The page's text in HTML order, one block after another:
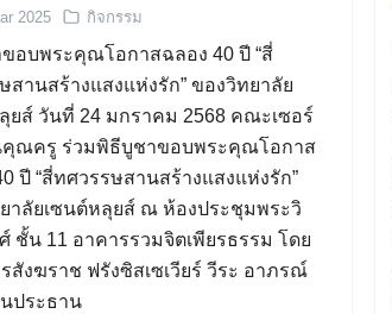
2025 กิจกรรม
อบพระคุณโอกาสฉลอง 40 ปี “สี่
สานสร้างแสงแห่งรัก” ของวิทยาลัย
ยส์ วันที่ 24 มกราคม 2568 คณะเซอร์
ณครู ร่วมพิธีบูชาขอบพระคุณโอกาส
ปี “สี่ทศวรรษสานสร้างแสงแห่งรัก”
าลัยเซนต์หลุยส์ ณ ห้องประชุมพระวิ
ชั้น 11 อาคารรวมจิตเพียรธรรม โดย
สังฆราช ฟรังซิสเซเวียร์ วีระ อาภรณ์
ประธาน